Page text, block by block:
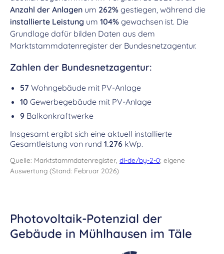
Anzahl der Anlagen um 262% gestiegen, während die
installierte Leistung um 104% gewachsen ist. Die
Grundlage dafür bilden Daten aus dem
Marktstammdatenregister der Bundesnetzagentur.
Zahlen der Bundesnetzagentur:
57 Wohngebäude mit PV-Anlage
10 Gewerbegebäude mit PV-Anlage
9 Balkonkraftwerke
Insgesamt ergibt sich eine aktuell installierte
Gesamtleistung von rund 1.276 kWp.
Quelle: Marktstammdatenregister, dl-de/by-2-0; eigene
Auswertung (Stand: Februar 2026)
Photovoltaik-Potenzial der
Gebäude in Mühlhausen im Täle